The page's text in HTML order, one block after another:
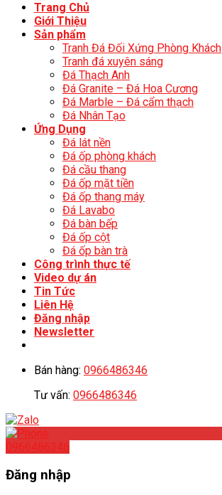
Trang Chủ
Giới Thiệu
Sản phẩm
Tranh Đá Đối Xứng Phòng Khách
Tranh đá xuyên sáng
Đá Thạch Anh
Đá Granite – Đá Hoa Cương
Đá Marble – Đá cẩm thạch
Đá Nhân Tạo
Ứng Dụng
Đá lát nền
Đá ốp phòng khách
Đá cầu thang
Đá ốp mặt tiền
Đá ốp thang máy
Đá Lavabo
Đá bàn bếp
Đá ốp cột
Đá ốp bàn trà
Công trình thực tế
Video dự án
Tin Tức
Liên Hệ
Đăng nhập
Newsletter
Bán hàng: 0966486346
Tư vấn: 0966486346
0966486346
Đăng nhập